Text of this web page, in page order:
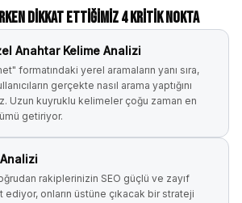
Dikkat Ettiğimiz 4 Kritik Nokta
Anahtar Kelime Analizi
formatındaki yerel aramaların yanı sıra,
gerçekte nasıl arama yaptığını
Uzun kuyruklu kelimeler çoğu zaman en
getiriyor.
rakiplerinizin SEO güçlü ve zayıf
onların üstüne çıkacak bir strateji